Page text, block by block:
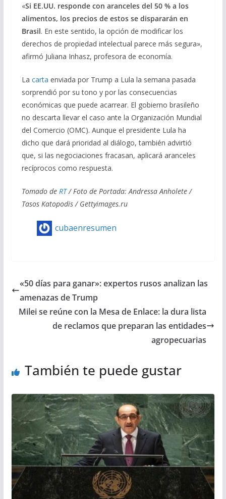
«Si EE.UU. responde con aranceles del 50 % a los
alimentos, los precios de estos se dispararán en
Brasil. En este sentido, la opción de modificar los
derechos de propiedad intelectual parece más segura»,
afirmó Juliana Inhasz, profesora de economía.
La carta enviada por Trump a Lula la semana pasada
sorprendió por su tono y por las consecuencias
económicas que puede acarrear. El gobierno brasileño
no descarta llevar el caso ante la Organización Mundial
del Comercio (OMC). Aunque el presidente Lula ha
dicho que dará prioridad al diálogo, también advirtió
que, si las negociaciones fracasan, aplicará aranceles
recíprocos como respuesta.
Tomado de RT/ Foto de Portada: Andressa Anholete /
Tasos Katopodis/ Gettyimages.ru
cubaenresumen
«50 días para ganar»: expertos rusos analizan las
amenazas de Trump
Milei se reúne con la Mesa de Enlace: la dura lista
de reclamos que preparan las entidades
agropecuarias
También te puede gustar